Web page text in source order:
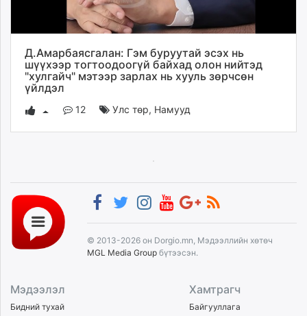
Д.Амарбаясгалан: Гэм буруутай эсэх нь
шүүхээр тогтоодоогүй байхад олон нийтэд
"хулгайч" мэтээр зарлах нь хууль зөрчсөн
үйлдэл
12 Улс төр, Намууд
© 2013-2026 он Dorgio.mn, Мэдээллийн хөтөч
MGL Media Group бүтээсэн.
Мэдээлэл
Бидний тухай
Хамтрагч
Байгууллага